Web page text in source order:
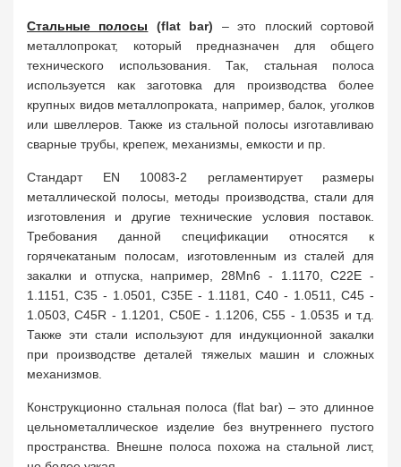
Стальные полосы (flat bar) – это плоский сортовой
металлопрокат, который предназначен для общего
технического использования. Так, стальная полоса
используется как заготовка для производства более
крупных видов металлопроката, например, балок, уголков
или швеллеров. Также из стальной полосы изготавливаю
сварные трубы, крепеж, механизмы, емкости и пр.
Стандарт EN 10083-2 регламентирует размеры
металлической полосы, методы производства, стали для
изготовления и другие технические условия поставок.
Требования данной спецификации относятся к
горячекатаным полосам, изготовленным из сталей для
закалки и отпуска, например, 28Mn6 - 1.1170, C22E -
1.1151, C35 - 1.0501, C35E - 1.1181, C40 - 1.0511, C45 -
1.0503, C45R - 1.1201, C50E - 1.1206, C55 - 1.0535 и т.д.
Также эти стали используют для индукционной закалки
при производстве деталей тяжелых машин и сложных
механизмов.
Конструкционно стальная полоса (flat bar) – это длинное
цельнометаллическое изделие без внутреннего пустого
пространства. Внешне полоса похожа на стальной лист,